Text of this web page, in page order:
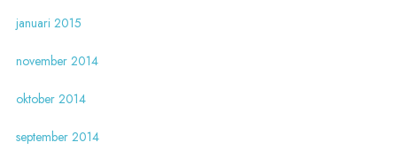
januari 2015
november 2014
oktober 2014
september 2014